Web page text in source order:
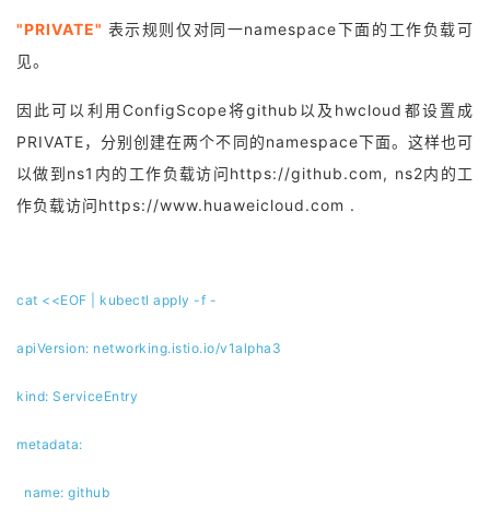
"PRIVATE" 表示规则仅对同一namespace下面的工作负载可
见。
因此可以利用ConfigScope将github以及hwcloud都设置成
PRIVATE，分别创建在两个不同的namespace下面。这样也可
以做到ns1内的工作负载访问https://github.com, ns2内的工
作负载访问https://www.huaweicloud.com .
cat <<EOF | kubectl apply -f -
apiVersion: networking.istio.io/v1alpha3
kind: ServiceEntry
metadata:
name: github